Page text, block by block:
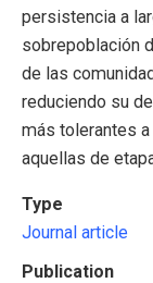
persistencia a
sobrepoblación
de las
reduciendo su
más tolerantes
aquellas de
Type
Journal article
Publication